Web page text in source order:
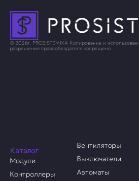
© 2026г. PROSISTEMIKA Копирование и
разрешения правообладателя запрещено
Каталог
Модули
Контроллеры
Вентиляторы
Выключатели
Автоматы